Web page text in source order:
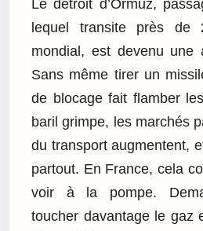
Le détroit d’Ormuz,
lequel transite près
mondial, est devenu une
Sans même tirer un
de blocage fait flamber
baril grimpe, les marchés
du transport augmentent,
partout. En France, cela
voir à la pompe.
toucher davantage le gaz